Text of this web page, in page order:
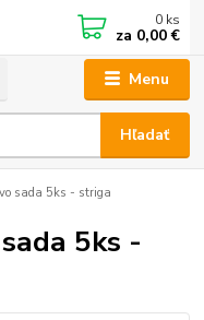
Menu
Hľadať
0 ks
za 0,00 €
sada 5ks - striga
5ks -